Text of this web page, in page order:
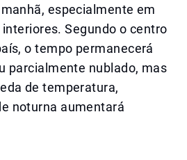
especialmente em
Segundo o centro
o tempo permanecerá
parcialmente nublado, mas
de temperatura,
noturna aumentará